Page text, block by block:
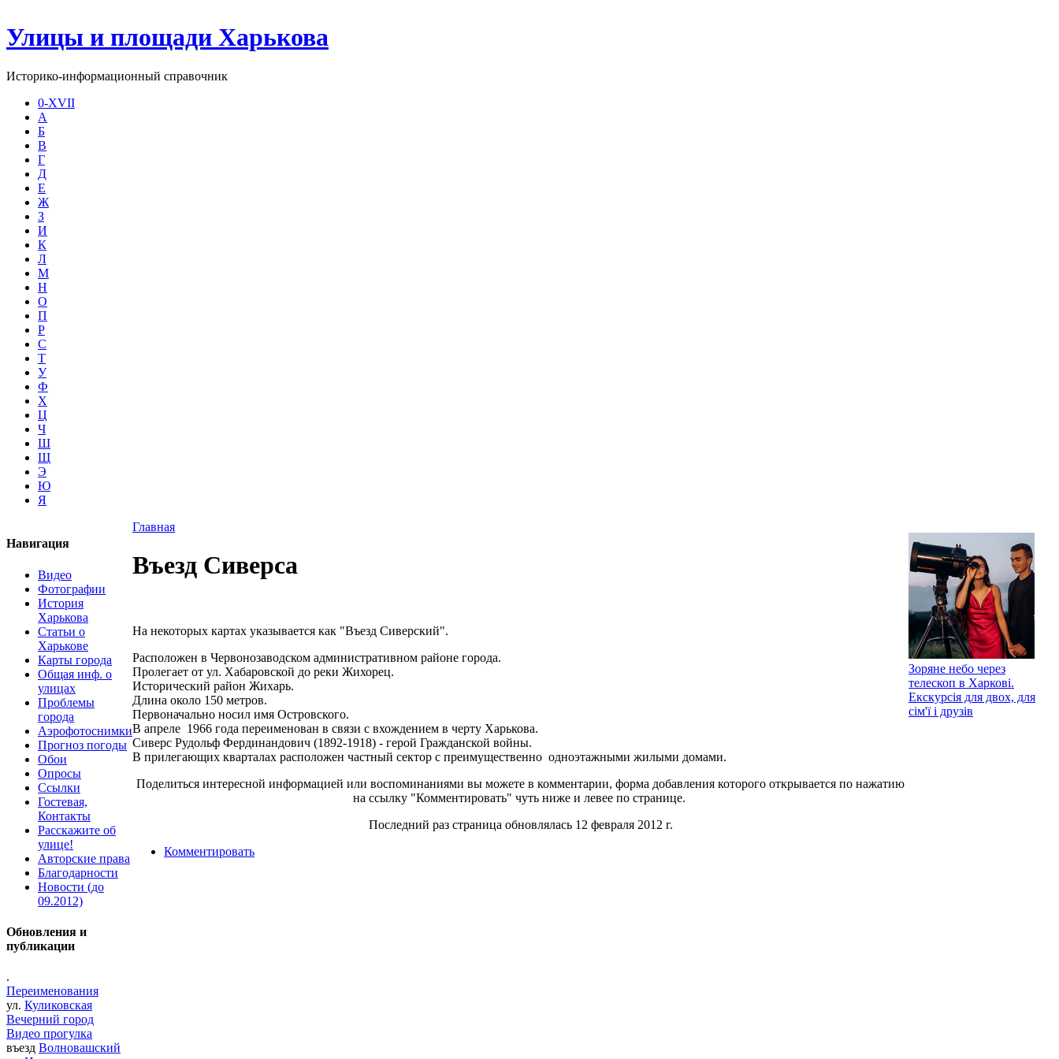
Улицы и площади Харькова
Историко-информационный справочник
0-XVII
А
Б
В
Г
Д
Е
Ж
З
И
К
Л
М
Н
О
П
Р
С
Т
У
Ф
Х
Ц
Ч
Ш
Щ
Э
Ю
Я
Навигация
Видео
Фотографии
История
Харькова
Статьи о
Харькове
Карты города
Общая инф. о
улицах
Проблемы
города
Аэрофотоснимки
Прогноз погоды
Обои
Опросы
Ссылки
Гостевая,
Контакты
Расскажите об
улице!
Авторские права
Благодарности
Новости (до
09.2012)
Обновления и
публикации
.
Переименования
ул. Куликовская
Вечерний город
Видео прогулка
въезд Волновашский
Главная
Въезд Сиверса
На некоторых картах указывается как "Въезд Сиверский".
Расположен в Червонозаводском административном районе города.
Пролегает от ул. Хабаровской до реки Жихорец.
Исторический район Жихарь.
Длина около 150 метров.
Первоначально носил имя Островского.
В апреле 1966 года переименован в связи с вхождением в черту Харькова.
Сиверс Рудольф Фердинандович (1892-1918) - герой Гражданской войны.
В прилегающих кварталах расположен частный сектор с преимущественно одноэтажными жилыми домами.
Поделиться интересной информацией или воспоминаниями вы можете в комментарии, форма добавления которого открывается по нажатию
на ссылку "Комментировать" чуть ниже и левее по странице.
Последний раз страница обновлялась 12 февраля 2012 г.
Комментировать
Зоряне небо через
телескоп в Харкові.
Екскурсія для двох, для
сім'ї і друзів